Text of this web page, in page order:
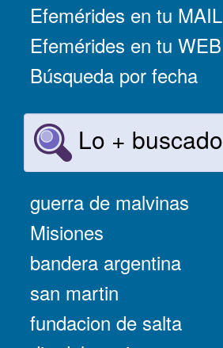
Efemérides en tu MAIL
Efemérides en tu WEB
Búsqueda por fecha
Lo + buscado
guerra de malvinas
Misiones
bandera argentina
san martin
fundacion de salta